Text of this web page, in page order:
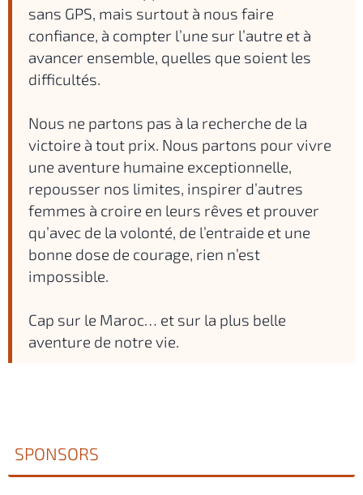
sans GPS, mais surtout à nous faire
confiance, à compter l’une sur l’autre et à
avancer ensemble, quelles que soient les
difficultés.
Nous ne partons pas à la recherche de la
victoire à tout prix. Nous partons pour vivre
une aventure humaine exceptionnelle,
repousser nos limites, inspirer d’autres
femmes à croire en leurs rêves et prouver
qu’avec de la volonté, de l’entraide et une
bonne dose de courage, rien n’est
impossible.
Cap sur le Maroc… et sur la plus belle
aventure de notre vie.
SPONSORS